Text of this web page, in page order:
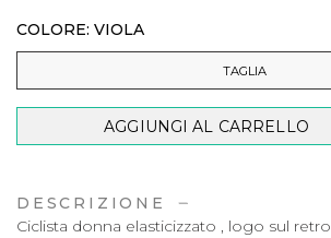
COLORE: VIOLA
TAGLIA
AGGIUNGI AL CARRELLO
DESCRIZIONE
Ciclista donna elasticizzato , logo sul retro